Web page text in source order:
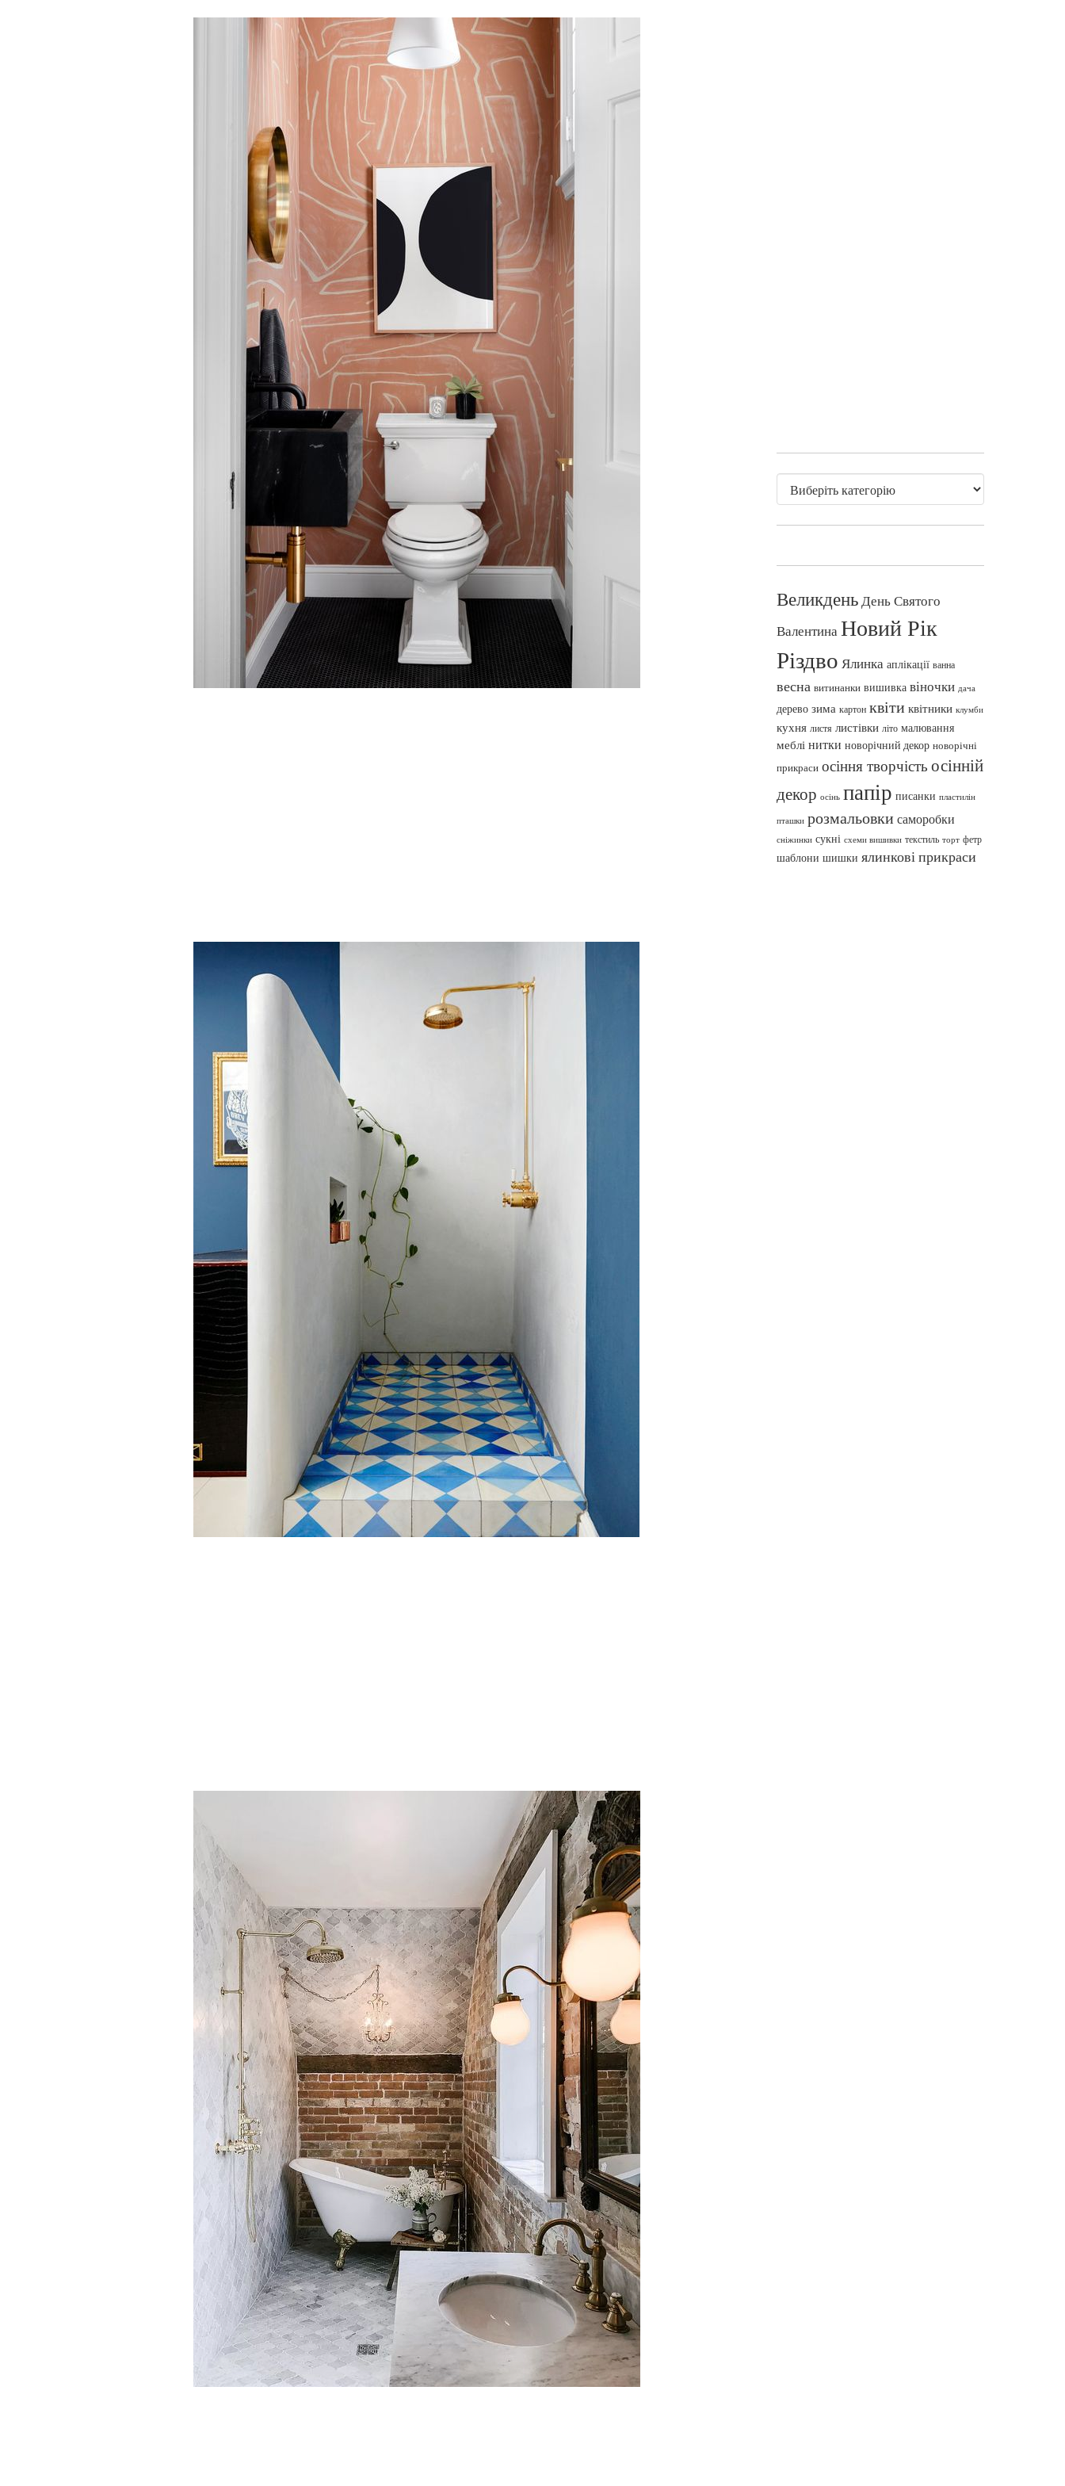
ВеликденьДень Святого
ВалентинаНовий Рік
Різдво Ялинка аплікації ванна
весна витинанки вишивка віночки дача
дерево зима картон квіти квітники клумби
кухня листя листівки літо малювання
меблі нитки новорічний декор новорічні
прикраси осіння творчість осінній
декор осінь папір писанки пластилін
пташки розмальовки саморобки
сніжинки сукні схеми вишивки текстиль торт фетр
шаблони шишки ялинкові прикраси